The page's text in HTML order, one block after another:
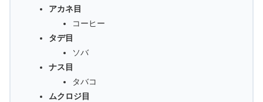
アカネ目
コーヒー
タデ目
ソバ
ナス目
タバコ
ムクロジ目